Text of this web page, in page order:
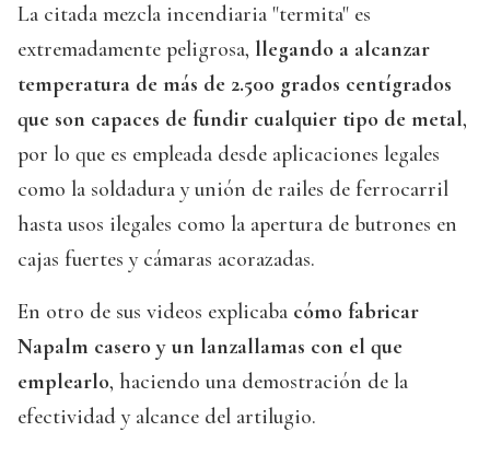
La citada mezcla incendiaria "termita" es
extremadamente peligrosa, llegando a alcanzar
temperatura de más de 2.500 grados centígrados
que son capaces de fundir cualquier tipo de metal,
por lo que es empleada desde aplicaciones legales
como la soldadura y unión de railes de ferrocarril
hasta usos ilegales como la apertura de butrones en
cajas fuertes y cámaras acorazadas.
En otro de sus videos explicaba cómo fabricar
Napalm casero y un lanzallamas con el que
emplearlo, haciendo una demostración de la
efectividad y alcance del artilugio.